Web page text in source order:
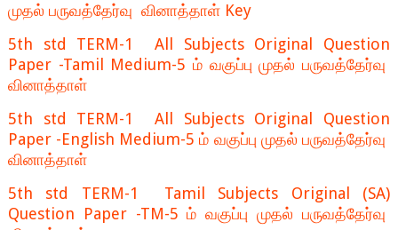
முதல் பருவத்தேர்வு வினாத்தாள் Key
5th std TERM-1 All Subjects Original Question
Paper -Tamil Medium-5 ம் வகுப்பு முதல் பருவத்தேர்வு
வினாத்தாள்
5th std TERM-1 All Subjects Original Question
Paper -English Medium-5 ம் வகுப்பு முதல் பருவத்தேர்வு
வினாத்தாள்
5th std TERM-1 Tamil Subjects Original (SA)
Question Paper -TM-5 ம் வகுப்பு முதல் பருவத்தேர்வு